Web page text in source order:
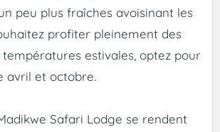
peu plus fraîches avoisinant les
profiter pleinement des
températures estivales, optez pour
avril et octobre.
Safari Lodge se rendent